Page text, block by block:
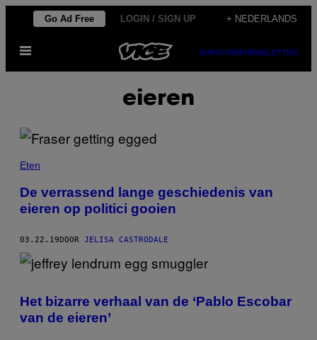
de
Go Ad Free LOGIN / SIGN UP + NEDERLANDS
Open
SUBSCRIBENEWSLETTER
eieren
Eten
De verrassend lange geschiedenis van
eieren op politici gooien
03.22.19 DOOR JELISA CASTRODALE
Het bizarre verhaal van de ‘Pablo Escobar
van de eieren’